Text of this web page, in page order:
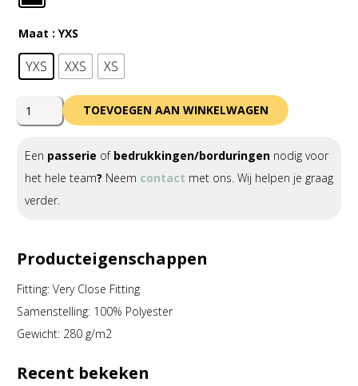
Maat : YXS
YXS XXS XS
Errea
Pitch
3.0
Trouser
Junior
TOEVOEGEN AAN WINKELWAGEN
Een passerie of bedrukkingen/borduringen nodig voor
het hele team? Neem contact met ons. Wij helpen je graag
verder.
Producteigenschappen
Fitting: Very Close Fitting
Samenstelling: 100% Polyester
Gewicht: 280 g/m2
Recent bekeken